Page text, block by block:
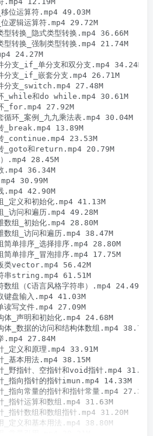
移位运算符.mp4 49.03M
位逻辑运算符.mp4 29.72M
型转换_隐式类型转换.mp4 36.66M
型转换_强制类型转换.mp4 21.74M
24.27M
分支_if_单分支和双分支.mp4 34.24M
分支_if_嵌套分支.mp4 26.71M
分支_switch.mp4 27.48M
环_while和do while.mp4 30.61M
环_for.mp4 27.92M
循环_案例_九九乘法表.mp4 30.04M
_break.mp4 13.89M
转_continue.mp4 23.53M
转_goto和return.mp4 20.79M
）.mp4 28.45M
.mp4 36.34M
30.99M
.mp4 42.90M
_定义和初始化.mp4 41.13M
_访问和遍历.mp4 49.28M
数组_初始化.mp4 28.80M
数组_访问和遍历.mp4 38.47M
简单排序_选择排序.mp4 28.80M
简单排序_冒泡排序.mp4 17.75M
板类vector.mp4 56.42M
符串string.mp4 61.51M
数组（C语言风格字符串）.mp4 24.49M
键盘输入.mp4 41.03M
读写文件.mp4 27.09M
体_声明和初始化.mp4 24.68M
体_数据的访问和结构体数组.mp4 38.78M
.mp4 27.84M
_定义和原理.mp4 33.91M
_基本用法.mp4 38.15M
_野指针、空指针和void指针.mp4
_指向指针的指针imun.mp4 14.33M
_指向常量的指针和指针常量.mp4 27.32M
_指针运算和数组.mp4 31.63M
_指针数组和数组指针.mp4 31.20M
_定义和基本用法.mp4 38.80M